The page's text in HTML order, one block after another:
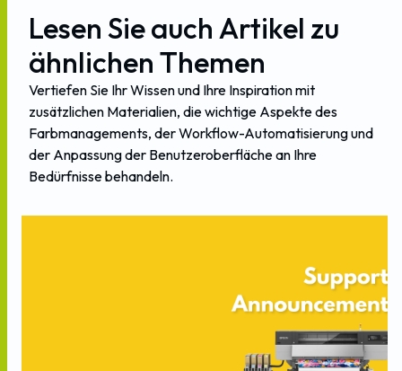
Lesen Sieauch Artikel zu
ähnlichen Themen
Vertiefen Sie IhrWissenund Ihre Inspirationmit
zusätzlichen Materialien, diewichtige Aspektedes
Farbmanagements, derWorkflow-Automatisierungund
der Anpassungder Benutzeroberflächean Ihre
Bedürfnissebehandeln.